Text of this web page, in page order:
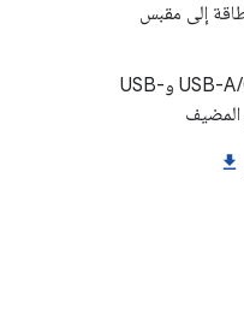
إلى مقبس
طرف USB-A من كابلَي USB-A/C وUSB-